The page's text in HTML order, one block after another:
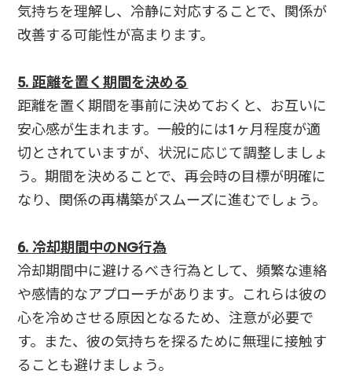
気持ちを理解し、冷静に対応することで、関係が
改善する可能性が高まります。
5. 距離を置く期間を決める
距離を置く期間を事前に決めておくと、お互いに
安心感が生まれます。一般的には1ヶ月程度が適
切とされていますが、状況に応じて調整しましょ
う。期間を決めることで、再会時の目標が明確に
なり、関係の再構築がスムーズに進むでしょう。
6. 冷却期間中のNG行為
冷却期間中に避けるべき行為として、頻繁な連絡
や感情的なアプローチがあります。これらは彼の
心を冷めさせる原因となるため、注意が必要で
す。また、彼の気持ちを探るために無理に接触す
ることも避けましょう。